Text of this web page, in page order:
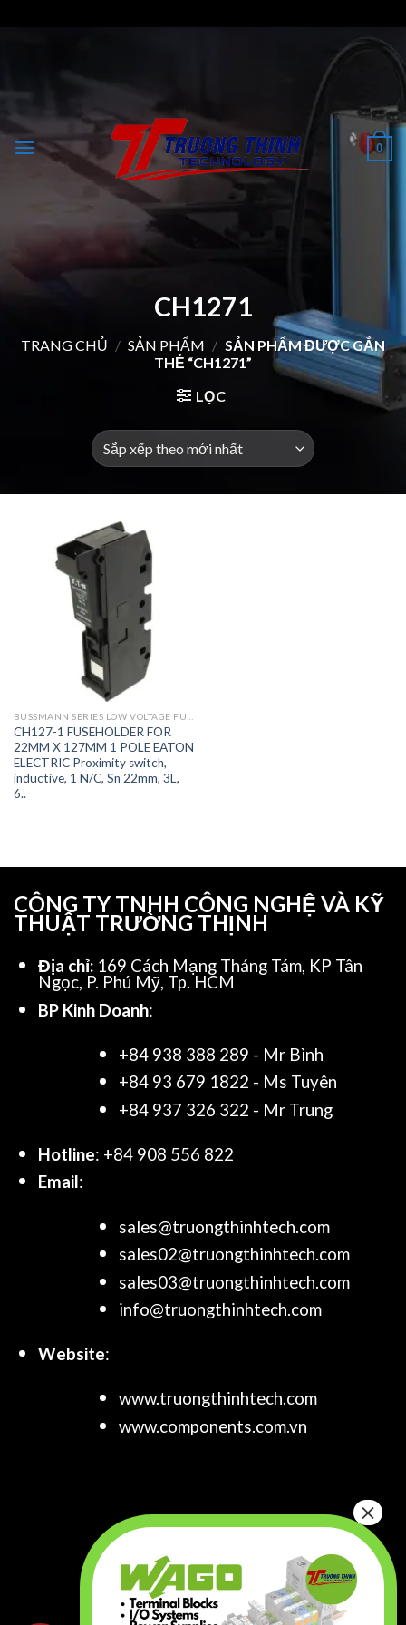
0
CH1271
TRANG CHỦ / SẢN PHẨM / SẢN PHẨM ĐƯỢC GẮN
THẺ “CH1271”
LỌC
BUSSMANN SERIES LOW VOLTAGE FUSES AND ACCESSORIES
CH127-1 FUSEHOLDER FOR
22MM X 127MM 1 POLE EATON
ELECTRIC Proximity switch,
inductive, 1 N/C, Sn 22mm, 3L,
6..
CÔNG TY TNHH CÔNG NGHỆ VÀ KỸ
THUẬT TRƯỜNG THỊNH
Địa chỉ: 169 Cách Mạng Tháng Tám, KP Tân
Ngọc, P. Phú Mỹ, Tp. HCM
BP Kinh Doanh:
+84 938 388 289 - Mr Bình
+84 93 679 1822 - Ms Tuyên
+84 937 326 322 - Mr Trung
Hotline: +84 908 556 822
Email:
sales@truongthinhtech.com
sales02@truongthinhtech.com
sales03@truongthinhtech.com
info@truongthinhtech.com
Website:
www.truongthinhtech.com
www.components.com.vn